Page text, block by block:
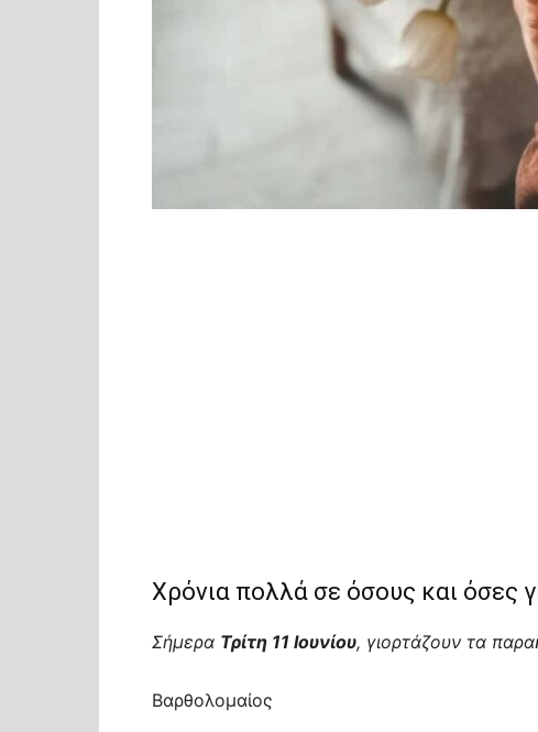
Χρόνια πολλά σε όσους και όσες
Σήμερα Τρίτη 11 Ιουνίου, γιορτάζουν τα
Βαρθολομαίος